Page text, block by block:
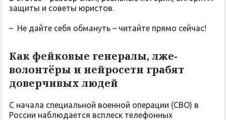
защиты и советы юристов.
– Не дайте себя обмануть – читайте прямо сейчас!
Как фейковые генералы, лже-
волонтёры и нейросети грабят
доверчивых людей
С начала специальной военной операции (СВО) в
России наблюдается всплеск телефонных